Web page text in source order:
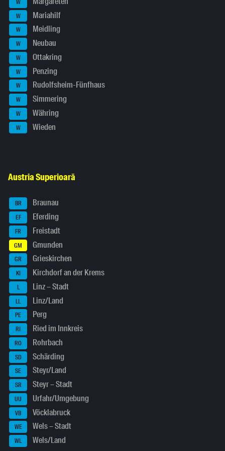
W
W Mariahilf
W Meidling
W Neubau
W Ottakring
W Penzing
W Rudolfsheim-Fünfhaus
W Simmering
W Währing
W Wieden
Austria Superioară
BR Braunau
EF Eferding
FR Freistadt
GM Gmunden
GR Grieskirchen
KI Kirchdorf an der Krems
L Linz – Stadt
LL Linz/Land
PE Perg
RI Ried im Innkreis
RO Rohrbach
SD Schärding
SE Steyr/Land
SR Steyr – Stadt
UU Urfahr/Umgebung
VB Vöcklabruck
WE Wels – Stadt
WL Wels/Land